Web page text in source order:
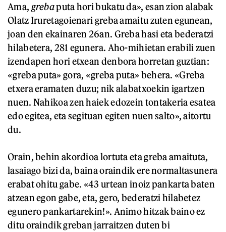
Ama, grebaputa hori bukatu da», esan zion alabak
Olatz Iruretagoienari greba amaitu zuten egunean,
joan den ekainaren 26an. Greba hasi eta bederatzi
hilabetera, 281 egunera. Aho-mihietan erabili zuen
izendapen hori etxean denbora horretan guztian:
«greba puta» gora, «greba puta» behera. «Greba
etxera eramaten duzu; nik alabatxoekin igartzen
nuen. Nahikoa zen haiek edozein tontakeria esatea
edo egitea, eta segituan egiten nuen salto», aitortu
du.
Orain, behin akordioa lortuta eta greba amaituta,
lasaiago bizi da, baina oraindik ere normaltasunera
erabat ohitu gabe. «43 urtean inoiz pankarta baten
atzean egon gabe, eta, gero, bederatzi hilabetez
egunero pankartarekin!». Animo hitzak baino ez
ditu oraindik greban jarraitzen duten bi